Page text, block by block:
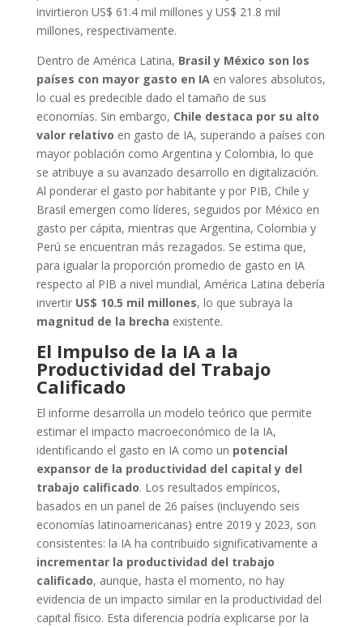
invirtieron US$ 61.4 mil millones y US$ 21.8 mil
millones, respectivamente.
Dentro de América Latina, Brasil y México son los
países con mayor gasto en IAen valores absolutos,
lo cual es predecible dado el tamaño de sus
economías. Sin embargo, Chile destaca por su alto
valor relativo en gasto de IA, superando a países con
mayor población como Argentina y Colombia, lo que
se atribuye a su avanzado desarrollo en digitalización.
Al ponderar el gasto por habitante y por PIB, Chile y
Brasil emergen como líderes, seguidos por México en
gasto per cápita, mientras que Argentina, Colombia y
Perú se encuentran más rezagados. Se estima que,
para igualar la proporción promedio de gasto en IA
respecto al PIB a nivel mundial, América Latina debería
invertir US$ 10.5 mil millones, lo que subraya la
magnitud de la brecha existente.
El Impulso de la IA a la
Productividad del Trabajo
Calificado
El informe desarrolla un modelo teórico que permite
estimar el impacto macroeconómico de la IA,
identificando el gasto en IA como un potencial
expansor de la productividad del capital y del
trabajo calificado. Los resultados empíricos,
basados en un panel de 26 países (incluyendo seis
economías latinoamericanas) entre 2019 y 2023, son
consistentes: la IA ha contribuido significativamente a
incrementar la productividad del trabajo
calificado, aunque, hasta el momento, no hay
evidencia de un impacto similar en la productividad del
capital físico. Esta diferencia podría explicarse por la